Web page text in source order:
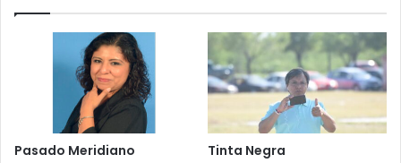
Pasado Meridiano Tinta Negra